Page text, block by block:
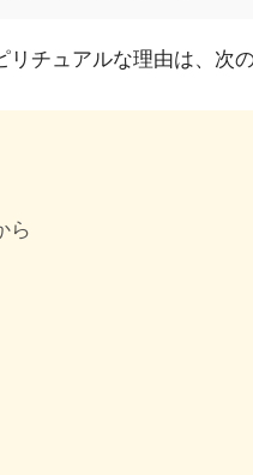
チュアルな理由は、次の
ら